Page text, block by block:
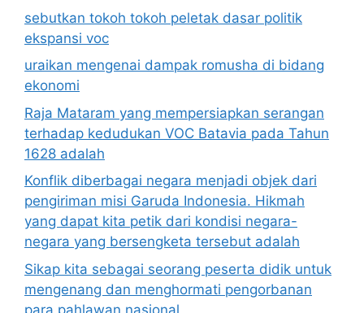
sebutkan tokoh tokoh peletak dasar politik
ekspansi voc
uraikan mengenai dampak romusha di bidang
ekonomi
Raja Mataram yang mempersiapkan serangan
terhadap kedudukan VOC Batavia pada Tahun
1628 adalah
Konflik diberbagai negara menjadi objek dari
pengiriman misi Garuda Indonesia. Hikmah
yang dapat kita petik dari kondisi negara-
negara yang bersengketa tersebut adalah
Sikap kita sebagai seorang peserta didik untuk
mengenang dan menghormati pengorbanan
para pahlawan nasional